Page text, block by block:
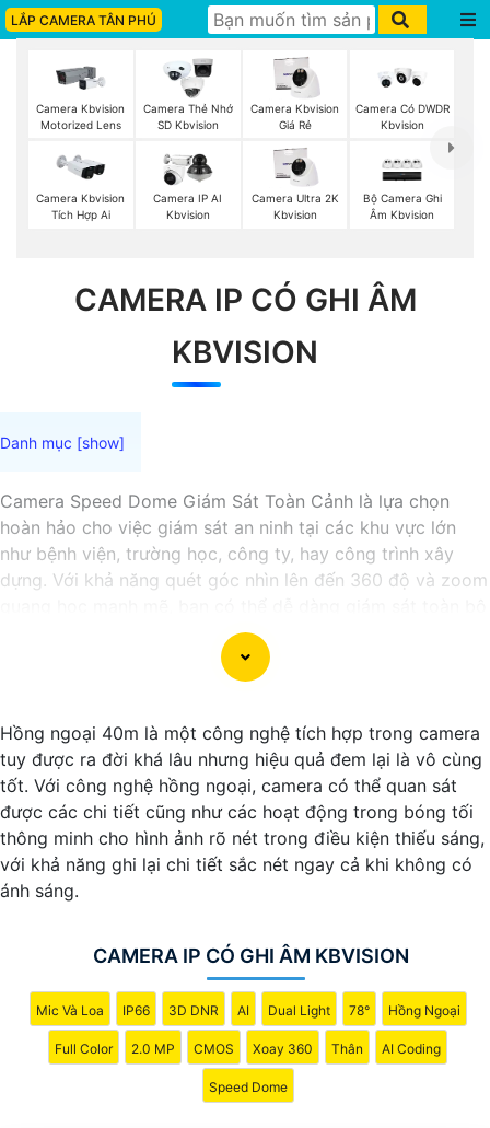
LẮP CAMERA TÂN PHÚ
Camera Kbvision
Motorized Lens
Camera Thẻ Nhớ
SD Kbvision
Camera Kbvision
Giá Rẻ
Camera Có DWDR
Kbvision
Camera Kbvision
Tích Hợp Ai
Camera IP AI
Kbvision
Camera Ultra 2K
Kbvision
Bộ Camera Ghi
Âm Kbvision
CAMERA IP CÓ GHI ÂM
KBVISION
Camera Speed Dome Giám Sát Toàn Cảnh là lựa chọn
hoàn hảo cho việc giám sát an ninh tại các khu vực lớn
như bệnh viện, trường học, công ty, hay công trình xây
dựng. Với khả năng quét góc nhìn lên đến 360 độ và zoom
khu vực một cách chi tiết và chính xác. Camera còn tích
hợp nhiều tính năng thông minh như nhận diện khuôn mặt,
cảnh báo chuyển động và ghi hình chất lượng cao, giúp
thiết kế chắc chắn và khả năng hoạt động ổn định,
Camera Speed Dome Giám Sát Toàn Cảnh đáng để bạn
cân nhắc khi cần một giải pháp an ninh đáng tin cậy.
Hồng ngoại 40m là một công nghệ tích hợp trong camera
tuy được ra đời khá lâu nhưng hiệu quả đem lại là vô cùng
tốt. Với công nghệ hồng ngoại, camera có thể quan sát
được các chi tiết cũng như các hoạt động trong bóng tối
thông minh cho hình ảnh rõ nét trong điều kiện thiếu sáng,
với khả năng ghi lại chi tiết sắc nét ngay cả khi không có
ánh sáng.
CAMERA IP CÓ GHI ÂM KBVISION
Mic Và Loa IP66 3D DNR AI Dual Light 78° Hồng Ngoại
Full Color 2.0 MP CMOS Xoay 360 Thân AI Coding
Speed Dome